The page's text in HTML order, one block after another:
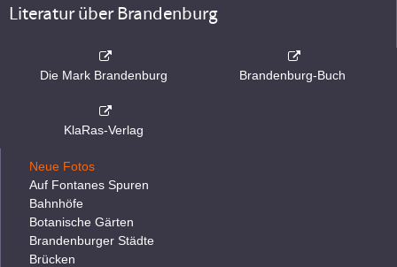
Literatur über Brandenburg
Die Mark Brandenburg Brandenburg-Buch
KlaRas-Verlag
Neue Fotos
Auf Fontanes Spuren
Bahnhöfe
Botanische Gärten
Brandenburger Städte
Brücken